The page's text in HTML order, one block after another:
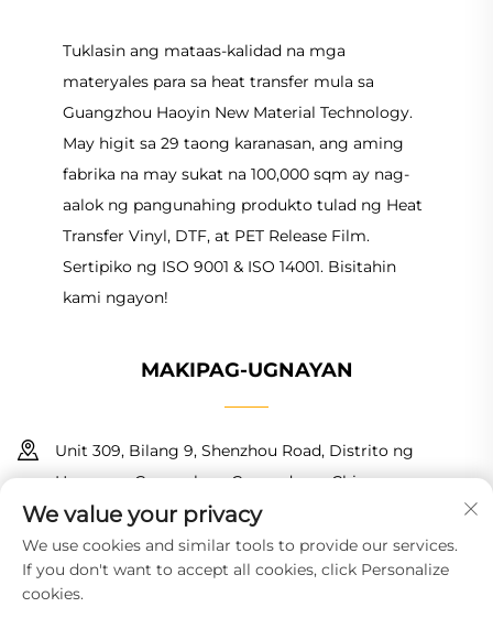
Tuklasin ang mataas-kalidad na mga
materyales para sa heat transfer mula sa
Guangzhou Haoyin New Material Technology.
May higit sa 29 taong karanasan, ang aming
fabrika na may sukat na 100,000 sqm ay nag-
aalok ng pangunahing produkto tulad ng Heat
Transfer Vinyl, DTF, at PET Release Film.
Sertipiko ng ISO 9001 & ISO 14001. Bisitahin
kami ngayon!
MAKIPAG-UGNAYAN
Unit 309, Bilang 9, Shenzhou Road, Distrito ng
Huangpu, Guangzhou, Guangdong, China
+86 18150601728
[email protected]
We value your privacy
We use cookies and similar tools to provide our services.
If you don't want to accept all cookies, click Personalize
cookies.